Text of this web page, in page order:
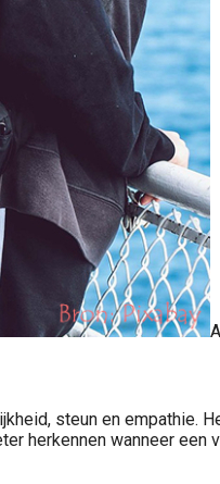
steun en empathie.
herkennen wanneer